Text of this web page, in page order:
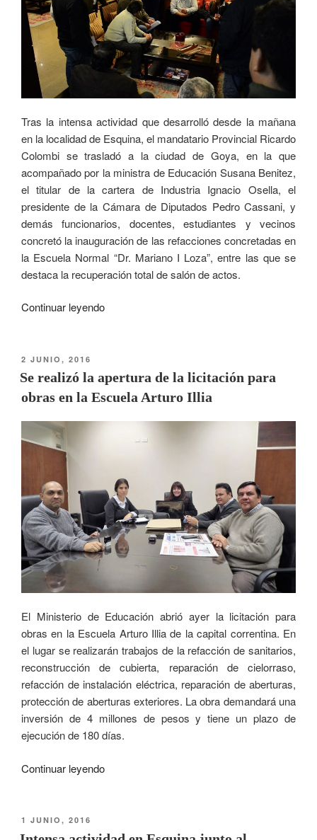
Tras la intensa actividad que desarrolló desde la mañana
en la localidad de Esquina, el mandatario Provincial Ricardo
Colombi se trasladó a la ciudad de Goya, en la que
acompañado por la ministra de Educación Susana Benitez,
el titular de la cartera de Industria Ignacio Osella, el
presidente de la Cámara de Diputados Pedro Cassani, y
demás funcionarios, docentes, estudiantes y vecinos
concretó la inauguración de las refacciones concretadas en
la Escuela Normal “Dr. Mariano I Loza”, entre las que se
destaca la recuperación total de salón de actos.
Continuar leyendo
2 JUNIO, 2016
Se realizó la apertura de la licitación para
obras en la Escuela Arturo Illia
El Ministerio de Educación abrió ayer la licitación para
obras en la Escuela Arturo Illia de la capital correntina. En
el lugar se realizarán trabajos de la refacción de sanitarios,
reconstrucción de cubierta, reparación de cielorraso,
refacción de instalación eléctrica, reparación de aberturas,
protección de aberturas exteriores. La obra demandará una
inversión de 4 millones de pesos y tiene un plazo de
ejecución de 180 días.
Continuar leyendo
1 JUNIO, 2016